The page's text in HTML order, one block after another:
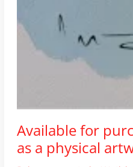
Available for
as a physical